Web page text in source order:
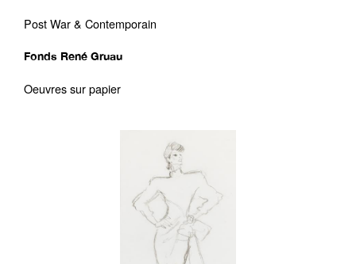
Post War & Contemporain
Fonds René Gruau
Oeuvres sur papier